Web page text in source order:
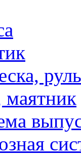
руль
маятник